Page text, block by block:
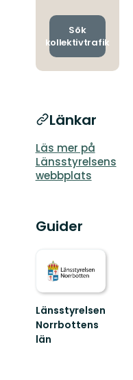
och
Sök
kollektivtrafik
Länkar
Läs mer på
Länsstyrelsens
webbplats
Guider
Länsstyrelsen
Norrbottens
län